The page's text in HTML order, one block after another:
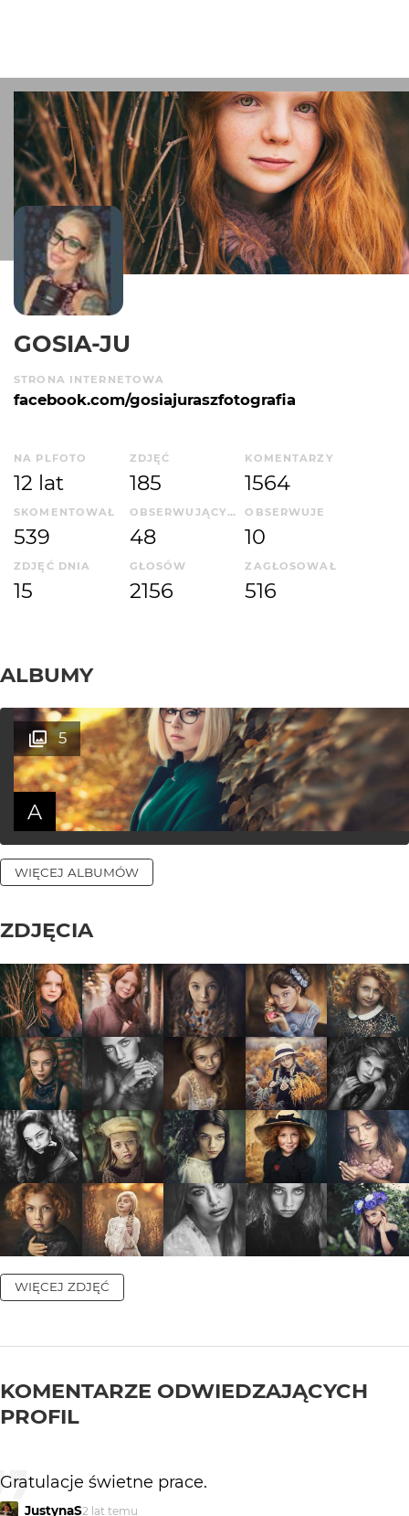
GOSIA-JU
STRONA INTERNETOWA
facebook.com/gosiajuraszfotografia
NA PLFOTO
12 lat
ZDJĘĆ
185
KOMENTARZY
1564
SKOMENTOWAŁ
539
OBSERWUJĄCYCH
48
OBSERWUJE
10
ZDJĘĆ DNIA
15
GŁOSÓW
2156
ZAGŁOSOWAŁ
516
ALBUMY
5
A
WIĘCEJ ALBUMÓW
ZDJĘCIA
WIĘCEJ ZDJĘĆ
KOMENTARZE ODWIEDZAJĄCYCH
PROFIL
Gratulacje świetne prace.
JustynaS2 lat temu